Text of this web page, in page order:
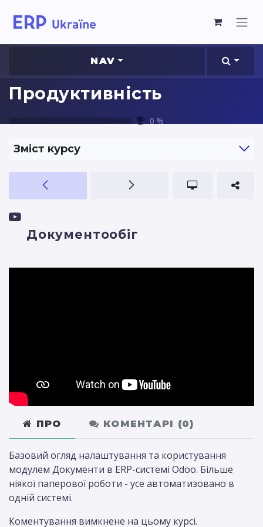
NAV
Продуктивність
0 %
Зміст курсу
Документообіг
ПРО КОМЕНТАРІ (0)
Базовий огляд налаштування та користування
модулем Документи в ERP-системі Odoo. Більше
ніякої паперової роботи - усе автоматизовано в
одній системі.
Коментування вимкнене на цьому курсі.